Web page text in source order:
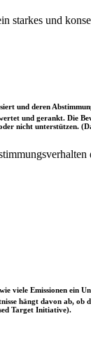
und
und deren
und gerankt. Die
nicht unterstützen.
viele Emissionen ein
hängt davon ab, ob
Target Initiative).